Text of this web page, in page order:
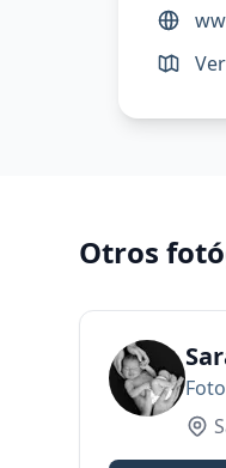
Otros